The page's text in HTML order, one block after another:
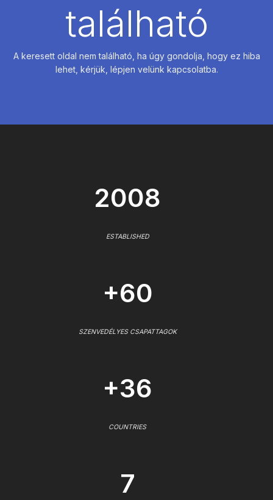
található
A keresett oldal nem található, ha úgy gondolja, hogy ez hiba
lehet, kérjük, lépjen velünk kapcsolatba.
2008
ESTABLISHED
+60
SZENVEDÉLYES CSAPATTAGOK
+36
COUNTRIES
7